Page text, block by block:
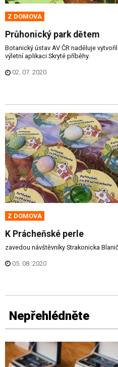
Z DOMOVA
Průhonický park dětem
Botanický ústav AV ČR naděluje
výletní aplikaci Skryté příběhy.
02. 07. 2020
Z DOMOVA
K Prácheňské perle
zavedou návštěvníky Strakonicka
05. 08. 2020
Nepřehlédněte